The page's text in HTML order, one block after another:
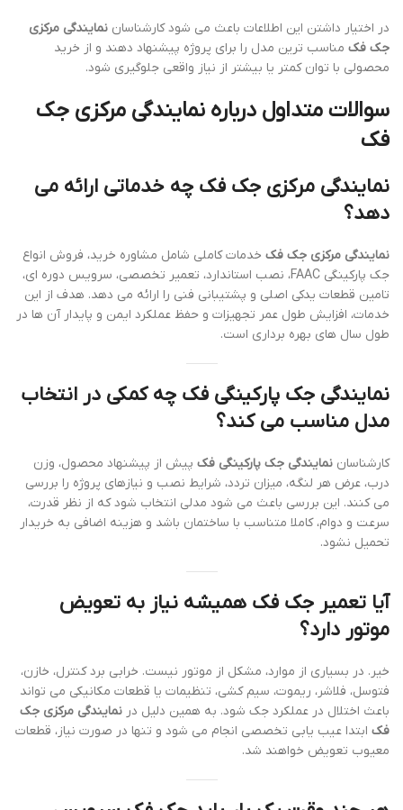
در اختیار داشتن این اطلاعات باعث می شود کارشناسان نمایندگی مرکزی
جک فک مناسب ترین مدل را برای پروژه پیشنهاد دهند و از خرید
محصولی با توان کمتر یا بیشتر از نیاز واقعی جلوگیری شود.
سوالات متداول درباره نمایندگی مرکزی جک
فک
نمایندگی مرکزی جک فک چه خدماتی ارائه می
دهد؟
نمایندگی مرکزی جک فک خدمات کاملی شامل مشاوره خرید، فروش انواع
جک پارکینگی FAAC، نصب استاندارد، تعمیر تخصصی، سرویس دوره ای،
تامین قطعات یدکی اصلی و پشتیبانی فنی را ارائه می دهد. هدف از این
خدمات، افزایش طول عمر تجهیزات و حفظ عملکرد ایمن و پایدار آن ها در
طول سال های بهره برداری است.
نمایندگی جک پارکینگی فک چه کمکی در انتخاب
مدل مناسب می کند؟
کارشناسان نمایندگی جک پارکینگی فک پیش از پیشنهاد محصول، وزن
درب، عرض هر لنگه، میزان تردد، شرایط نصب و نیازهای پروژه را بررسی
می کنند. این بررسی باعث می شود مدلی انتخاب شود که از نظر قدرت،
سرعت و دوام، کاملا متناسب با ساختمان باشد و هزینه اضافی به خریدار
تحمیل نشود.
آیا تعمیر جک فک همیشه نیاز به تعویض
موتور دارد؟
خیر. در بسیاری از موارد، مشکل از موتور نیست. خرابی برد کنترل، خازن،
فتوسل، فلاشر، ریموت، سیم کشی، تنظیمات یا قطعات مکانیکی می تواند
باعث اختلال در عملکرد جک شود. به همین دلیل در نمایندگی مرکزی جک
فک ابتدا عیب یابی تخصصی انجام می شود و تنها در صورت نیاز، قطعات
معیوب تعویض خواهند شد.